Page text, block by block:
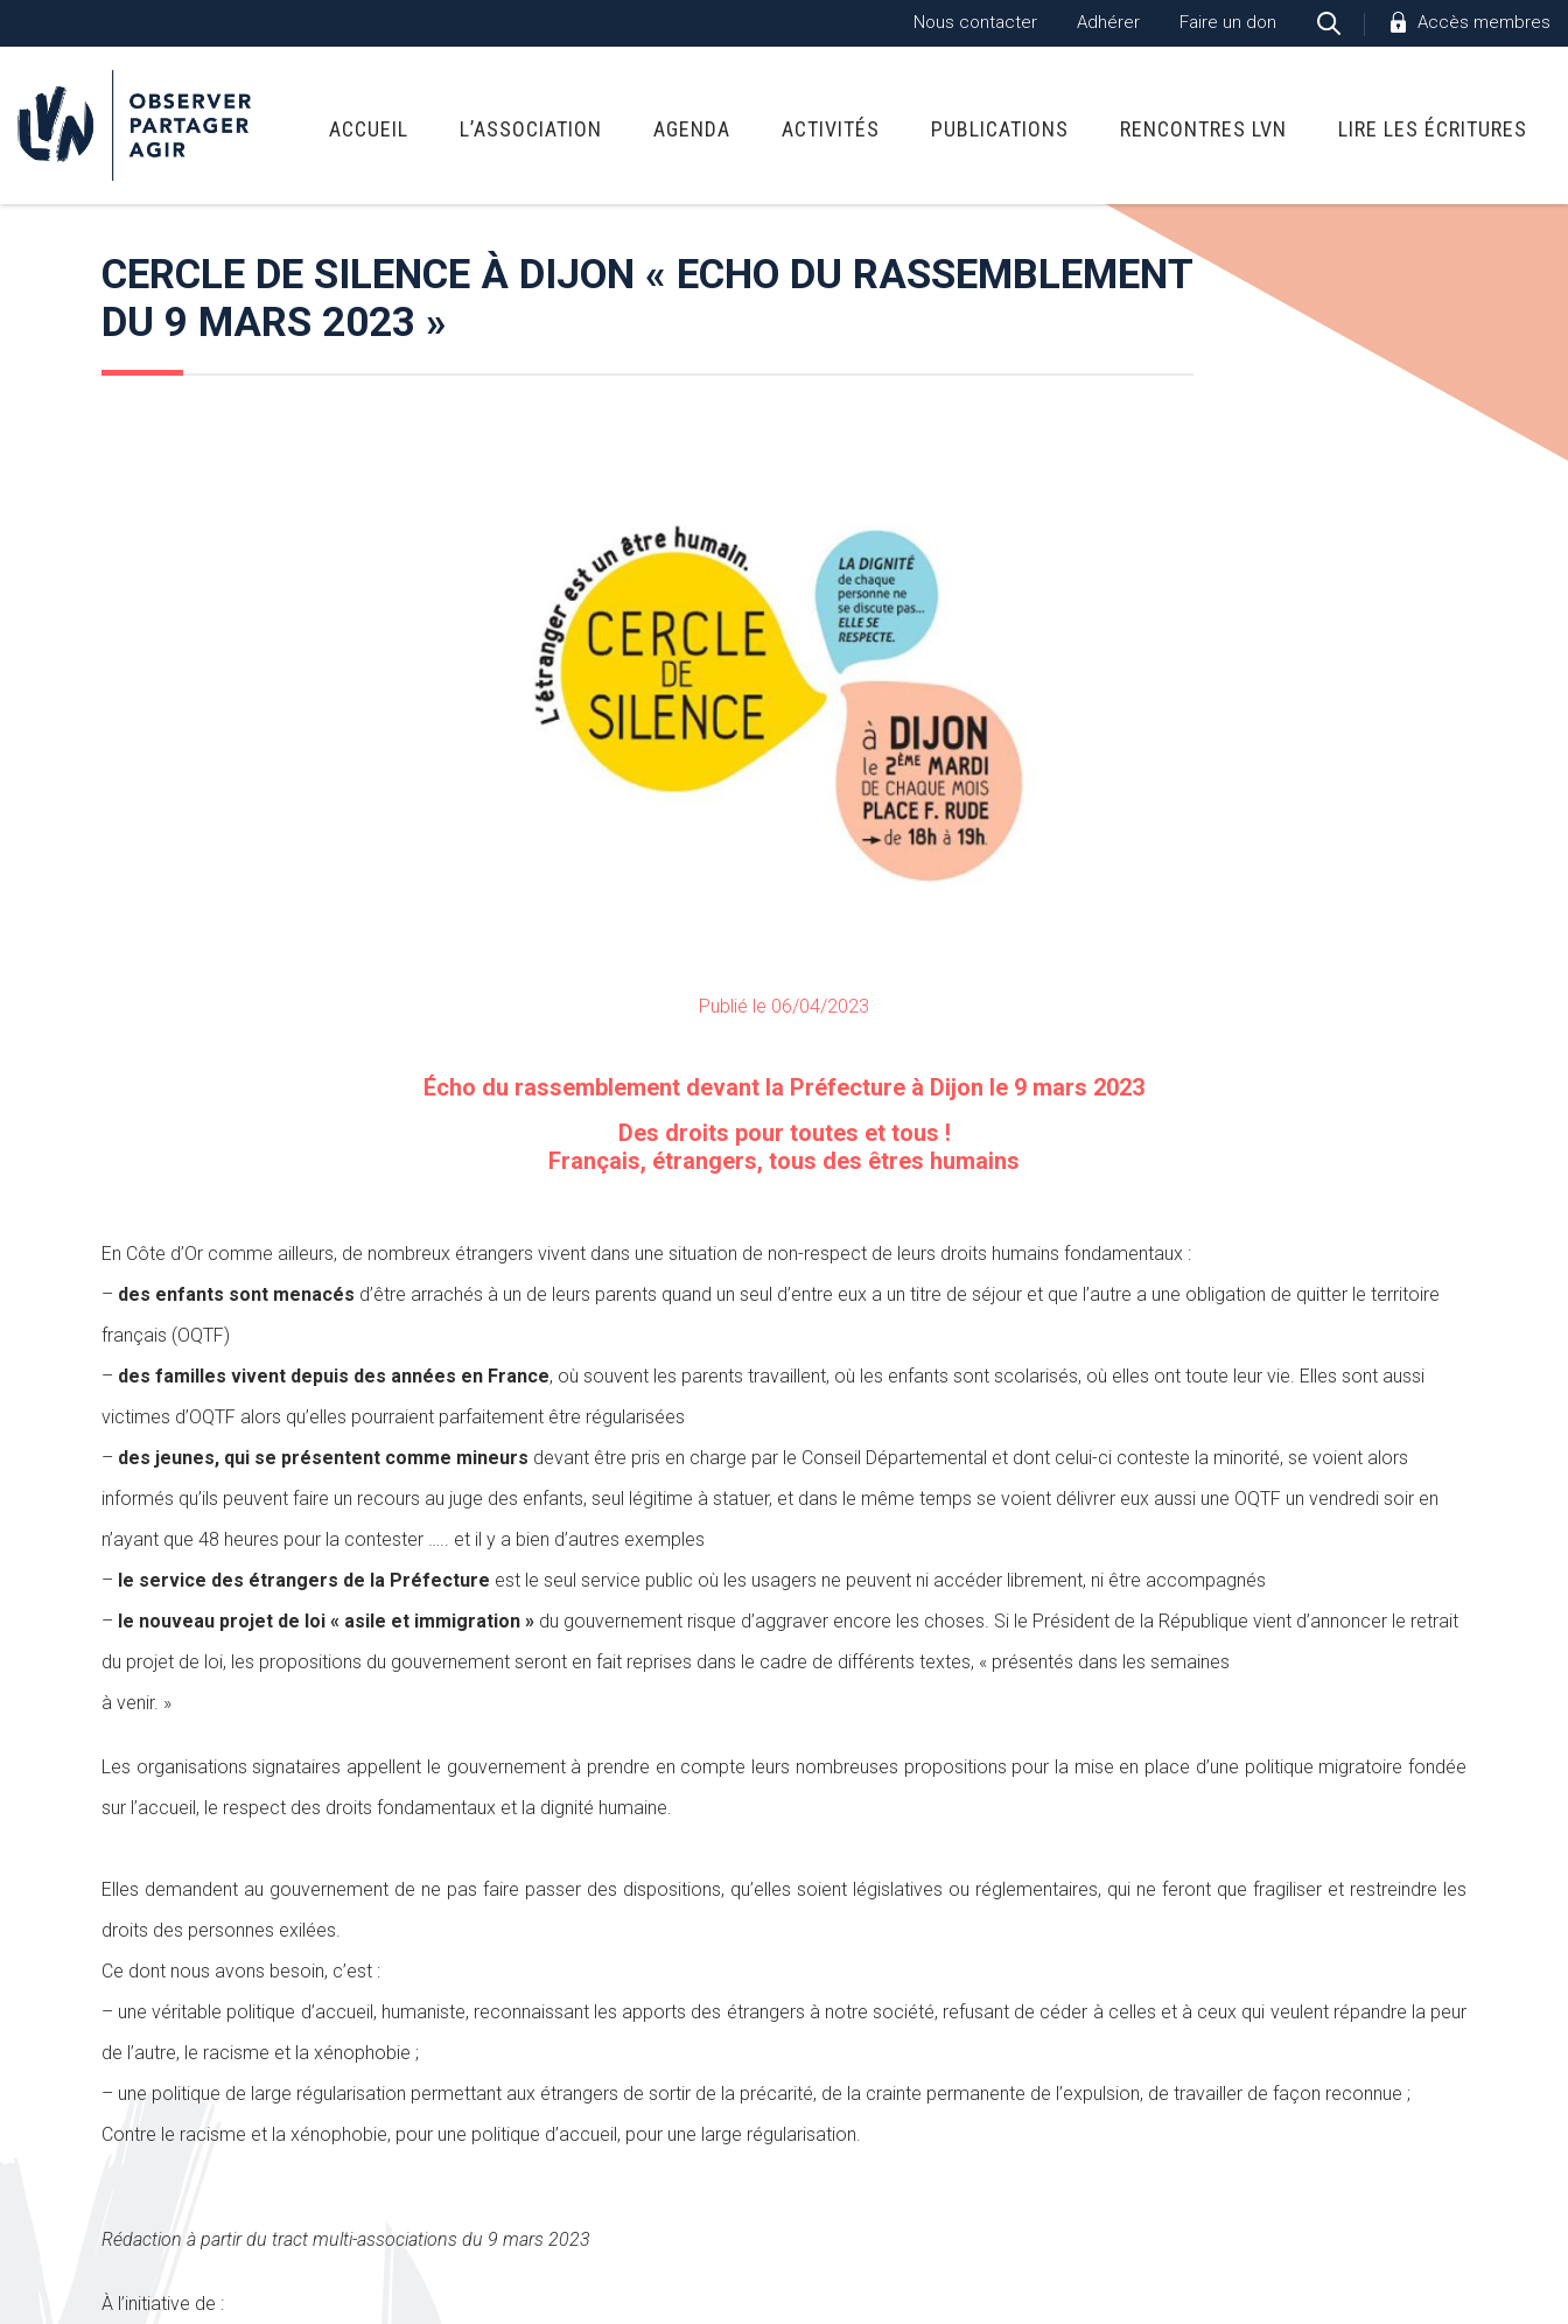
Nous contacter Adhérer Faire un don Accès membres
ACCUEIL L’ASSOCIATION AGENDA ACTIVITÉS PUBLICATIONS RENCONTRES LVN LIRE LES ÉCRITURES
CERCLE DE SILENCE À DIJON « ECHO DU RASSEMBLEMENT
DU 9 MARS 2023 »
Publié le 06/04/2023
Écho du rassemblement devant la Préfecture à Dijon le 9 mars 2023
Des droits pour toutes et tous !
Français, étrangers, tous des êtres humains
En Côte d’Or comme ailleurs, de nombreux étrangers vivent dans une situation de non-respect de leurs droits humains fondamentaux :
– des enfants sont menacés d’être arrachés à un de leurs parents quand un seul d’entre eux a un titre de séjour et que l’autre a une obligation de quitter le territoire
français (OQTF)
– des familles vivent depuis des années en France, où souvent les parents travaillent, où les enfants sont scolarisés, où elles ont toute leur vie. Elles sont aussi
victimes d’OQTF alors qu’elles pourraient parfaitement être régularisées
– des jeunes, qui se présentent comme mineurs devant être pris en charge par le Conseil Départemental et dont celui-ci conteste la minorité, se voient alors
informés qu’ils peuvent faire un recours au juge des enfants, seul légitime à statuer, et dans le même temps se voient délivrer eux aussi une OQTF un vendredi soir en
n’ayant que 48 heures pour la contester ….. et il y a bien d’autres exemples
– le service des étrangers de la Préfecture est le seul service public où les usagers ne peuvent ni accéder librement, ni être accompagnés
– le nouveau projet de loi « asile et immigration » du gouvernement risque d’aggraver encore les choses. Si le Président de la République vient d’annoncer le retrait
du projet de loi, les propositions du gouvernement seront en fait reprises dans le cadre de différents textes, « présentés dans les semaines
à venir. »
Les organisations signataires appellent le gouvernement à prendre en compte leurs nombreuses propositions pour la mise en place d’une politique migratoirefondée
sur l’accueil, le respect des droits fondamentaux et la dignité humaine.
Elles demandent au gouvernement de ne pas faire passer des dispositions, qu’elles soient législatives ou réglementaires, qui ne feront que fragiliser et restreindre les
droits des personnes exilées.
Ce dont nous avons besoin, c’est :
– une véritable politique d’accueil, humaniste, reconnaissant les apports des étrangers à notre société, refusant de céder à celles et à ceux qui veulent répandre la peur
de l’autre, le racisme et la xénophobie ;
– une politique de large régularisation permettant aux étrangers de sortir de la précarité, de la crainte permanente de l’expulsion, de travailler de façon reconnue ;
Contre le racisme et la xénophobie, pour une politique d’accueil, pour une large régularisation.
Rédaction à partir du tract multi-associations du 9 mars 2023
À l’initiative de :